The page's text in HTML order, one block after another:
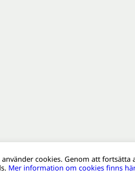
cookies. Genom att fortsätta
Mer information om cookies finns